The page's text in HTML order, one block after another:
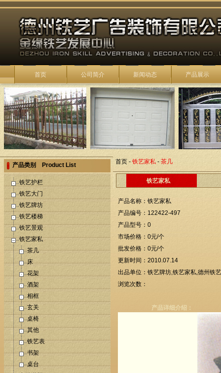
首页 公司简介 新闻动态 产品展示
首页 - 铁艺家私 - 茶几
铁艺家私
产品名称：铁艺家私
产品编号：122422-497
产品型号：0
市场价格：0元/个
批发价格：0元/个
更新时间：2010.07.14
出品单位：铁艺牌坊,铁艺家私,德州铁
浏览次数：
产品详细介绍：
产品类别 Product List
铁艺护栏
铁艺大门
铁艺牌坊
铁艺楼梯
铁艺景观
铁艺家私
茶几
床
花架
酒架
相框
玄关
桌椅
其他
铁艺表
书架
桌台